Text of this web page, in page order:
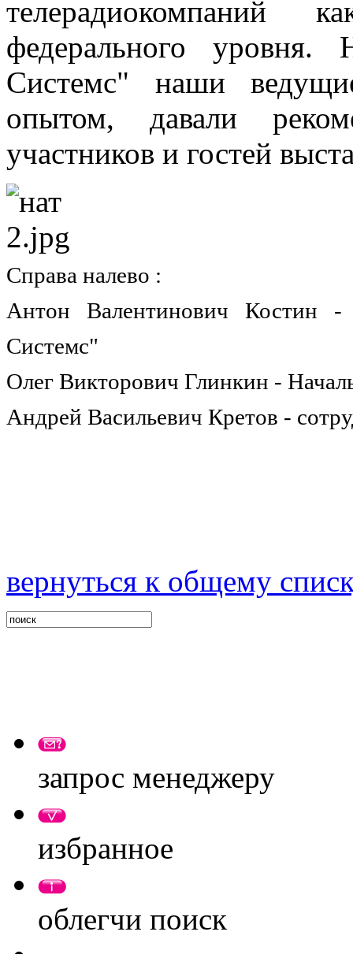
телерадиокомпаний
федерального
Системс" наши
опытом, давали
участников и гостей
Справа налево :
Антон Валентинович Костин
Системс"
Олег Викторович Глинкин -
Андрей Васильевич Кретов -
вернуться к общему
запрос менеджеру
избранное
облегчи поиск